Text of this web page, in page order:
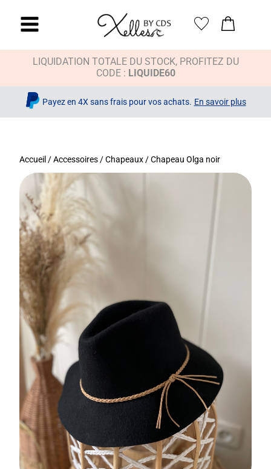
LIQUIDATION TOTALE DU STOCK, PROFITEZ DU
CODE : LIQUIDE60
Payez en 4X sans frais pour vos achats. En savoir plus
Accueil /Accessoires /Chapeaux / Chapeau Olga noir